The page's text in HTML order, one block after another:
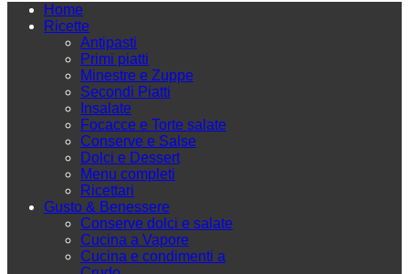
Home
Ricette
Antipasti
Primi piatti
Minestre e Zuppe
Secondi Piatti
Insalate
Focacce e Torte salate
Conserve e Salse
Dolci e Dessert
Menu completi
Ricettari
Gusto & Benessere
Conserve dolci e salate
Cucina a Vapore
Cucina e condimenti a